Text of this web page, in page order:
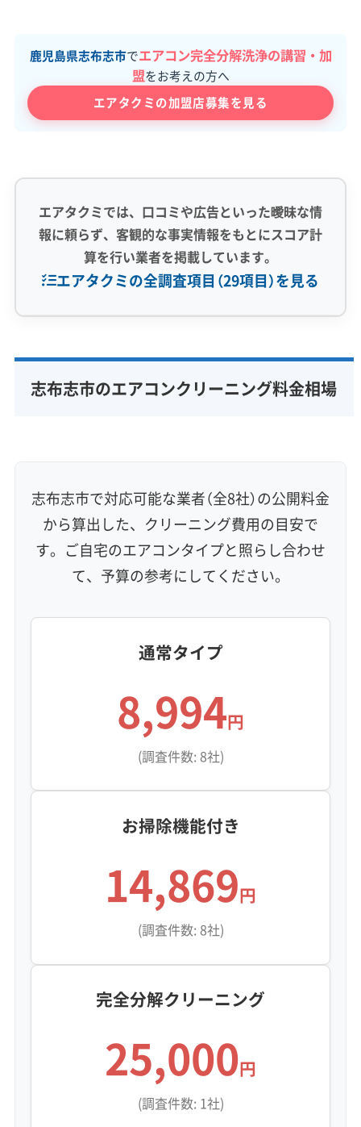
鹿児島県志布志市でエアコン完全分解洗浄の講習・加
盟をお考えの方へ
エアタクミの加盟店募集を見る
エアタクミでは、口コミや広告といった曖昧な情
報に頼らず、客観的な事実情報をもとにスコア計
算を行い業者を掲載しています。
エアタクミの全調査項目（29項目）を見る
完全分解洗浄 部分クリーニング
実績10年以上
保証付き アフターフォロー
女性スタッフ在籍
エコ洗剤使用
ハウスダスト除去
利便性・サービス (12)
当日予約可能
即日対応可能 24時間対応
土日祝日対応
防カビ・抗菌 消臭処理
※項目にカーソルを合わせると詳細な説明が表示されます。
志布志市のエアコンクリーニング料金相場
志布志市で対応可能な業者（全8社）の公開料金
から算出した、クリーニング費用の目安で
す。ご自宅のエアコンタイプと照らし合わせ
て、予算の参考にしてください。
通常タイプ
8,994円
(調査件数: 8社)
お掃除機能付き
14,869円
(調査件数: 8社)
完全分解クリーニング
25,000円
(調査件数: 1社)